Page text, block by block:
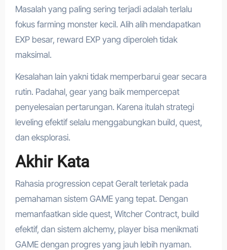
Masalah yang paling sering terjadi adalah terlalu
fokus farming monster kecil. Alih alih mendapatkan
EXP besar, reward EXP yang diperoleh tidak
maksimal.
Kesalahan lain yakni tidak memperbarui gear secara
rutin. Padahal, gear yang baik mempercepat
penyelesaian pertarungan. Karena itulah strategi
leveling efektif selalu menggabungkan build, quest,
dan eksplorasi.
Akhir Kata
Rahasia progression cepat Geralt terletak pada
pemahaman sistem GAME yang tepat. Dengan
memanfaatkan side quest, Witcher Contract, build
efektif, dan sistem alchemy, player bisa menikmati
GAME dengan progres yang jauh lebih nyaman.